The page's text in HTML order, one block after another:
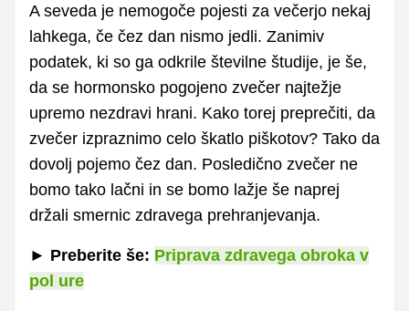
A seveda je nemogoče pojesti za večerjo nekaj
lahkega, če čez dan nismo jedli. Zanimiv
podatek, ki so ga odkrile številne študije, je še,
da se hormonsko pogojeno zvečer najtežje
upremo nezdravi hrani. Kako torej preprečiti, da
zvečer izpraznimo celo škatlo piškotov? Tako da
dovolj pojemo čez dan. Posledično zvečer ne
bomo tako lačni in se bomo lažje še naprej
držali smernic zdravega prehranjevanja.
► Preberite še: Priprava zdravega obroka v
pol ure